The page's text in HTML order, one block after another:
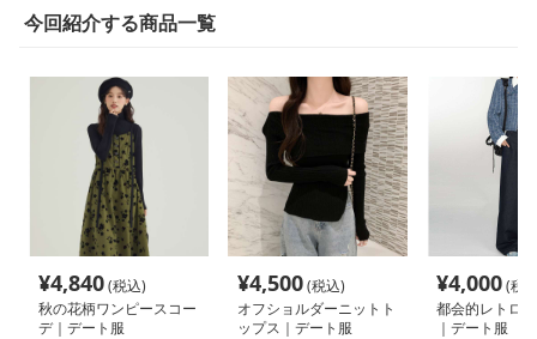
今回紹介する商品一覧
¥4,840(税込)
秋の花柄ワンピースコー
デ｜デート服
¥4,500(税込)
オフショルダーニットト
ップス｜デート服
¥4,000(税
都会的レトロ
｜デート服